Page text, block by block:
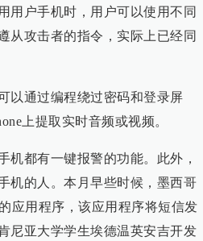
用户手机时，用户可以使用不同
从攻击者的指令，实际上已经同
以通过编程绕过密码和登录屏
上提取实时音频或视频。
机都有一键报警的功能。此外，
机的人。本月早些时候，墨西哥
应用程序，该应用程序将短信发
尼亚大学学生埃德温英安吉开发